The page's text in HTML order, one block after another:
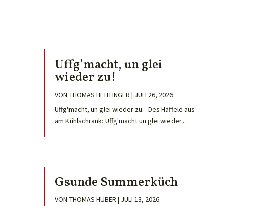
Uffg’macht, un glei
wieder zu!
VON THOMAS HEITLINGER | JULI 26, 2026
Uffg'macht, un glei wieder zu. Des Häffele aus
am Kühlschrank: Uffg'macht un glei wieder...
Gsunde Summerküch
VON THOMAS HUBER | JULI 13, 2026